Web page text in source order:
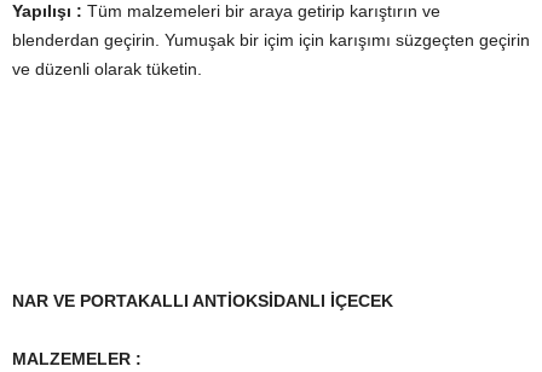
Yapılışı : Tüm malzemeleri bir araya getirip karıştırın ve
blenderdan geçirin. Yumuşak bir içim için karışımı süzgeçten geçirin
ve düzenli olarak tüketin.
NAR VE PORTAKALLI ANTİOKSİDANLI İÇECEK
MALZEMELER :